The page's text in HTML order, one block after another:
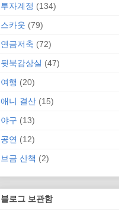
투자계정 (134)
스카웃 (79)
연금저축 (72)
뒷북감상실 (47)
여행 (20)
애니 결산 (15)
야구 (13)
공연 (12)
브금 산책 (2)
블로그 보관함